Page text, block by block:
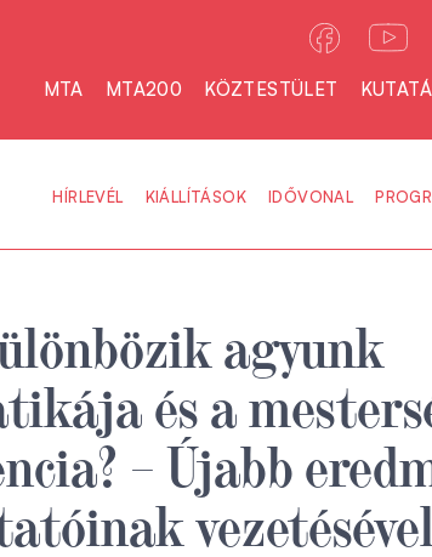
MTA MTA200 KÖZTESTÜLET
HÍRLEVÉL KIÁLLÍTÁSOK IDŐVONAL
agyunk
és a
– Újabb
vezetésével